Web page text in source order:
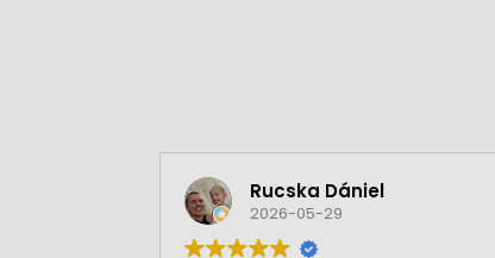
Rucska Dániel
2026-05-29